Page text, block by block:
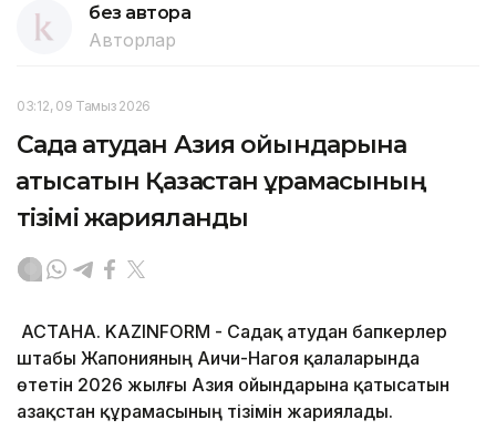
без автора
Авторлар
03:12, 09 Тамыз 2026
Садақ атудан Азия ойындарына
қатысатын Қазақстан құрамасының
тізімі жарияланды
АСТАНА. KAZINFORM - Садақ атудан бапкерлер
штабы Жапонияның Аичи-Нагоя қалаларында
өтетін 2026 жылғы Азия ойындарына қатысатын
Қазақстан құрамасының тізімін жариялады.